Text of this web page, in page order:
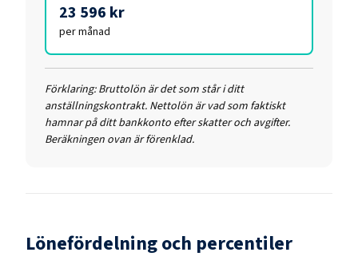
23 596 kr
per månad
Förklaring: Bruttolön är det som står i ditt
anställningskontrakt. Nettolön är vad som faktiskt
hamnar på ditt bankkonto efter skatter och avgifter.
Beräkningen ovan är förenklad.
Lönefördelning och percentiler